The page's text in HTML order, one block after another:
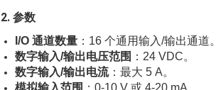
2. 参数
I/O 通道数量 ：16 个通用输入/输出通道。
数字输入/输出电压范围 ：24 VDC。
数字输入/输出电流：最大 5 A。
模拟输入范围 ：0-10 V 或 4-20 mA。